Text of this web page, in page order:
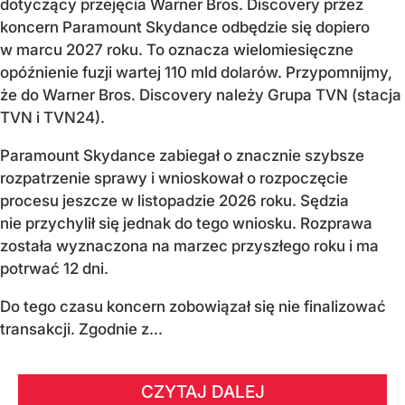
dotyczący przejęcia Warner Bros. Discovery przez
koncern Paramount Skydance odbędzie się dopiero
w marcu 2027 roku. To oznacza wielomiesięczne
opóźnienie fuzji wartej 110 mld dolarów. Przypomnijmy,
że do Warner Bros. Discovery należy Grupa TVN (stacja
TVN i TVN24).
Paramount Skydance zabiegał o znacznie szybsze
rozpatrzenie sprawy i wnioskował o rozpoczęcie
procesu jeszcze w listopadzie 2026 roku. Sędzia
nie przychylił się jednak do tego wniosku. Rozprawa
została wyznaczona na marzec przyszłego roku i ma
potrwać 12 dni.
Do tego czasu koncern zobowiązał się nie finalizować
transakcji. Zgodnie z...
CZYTAJ DALEJ